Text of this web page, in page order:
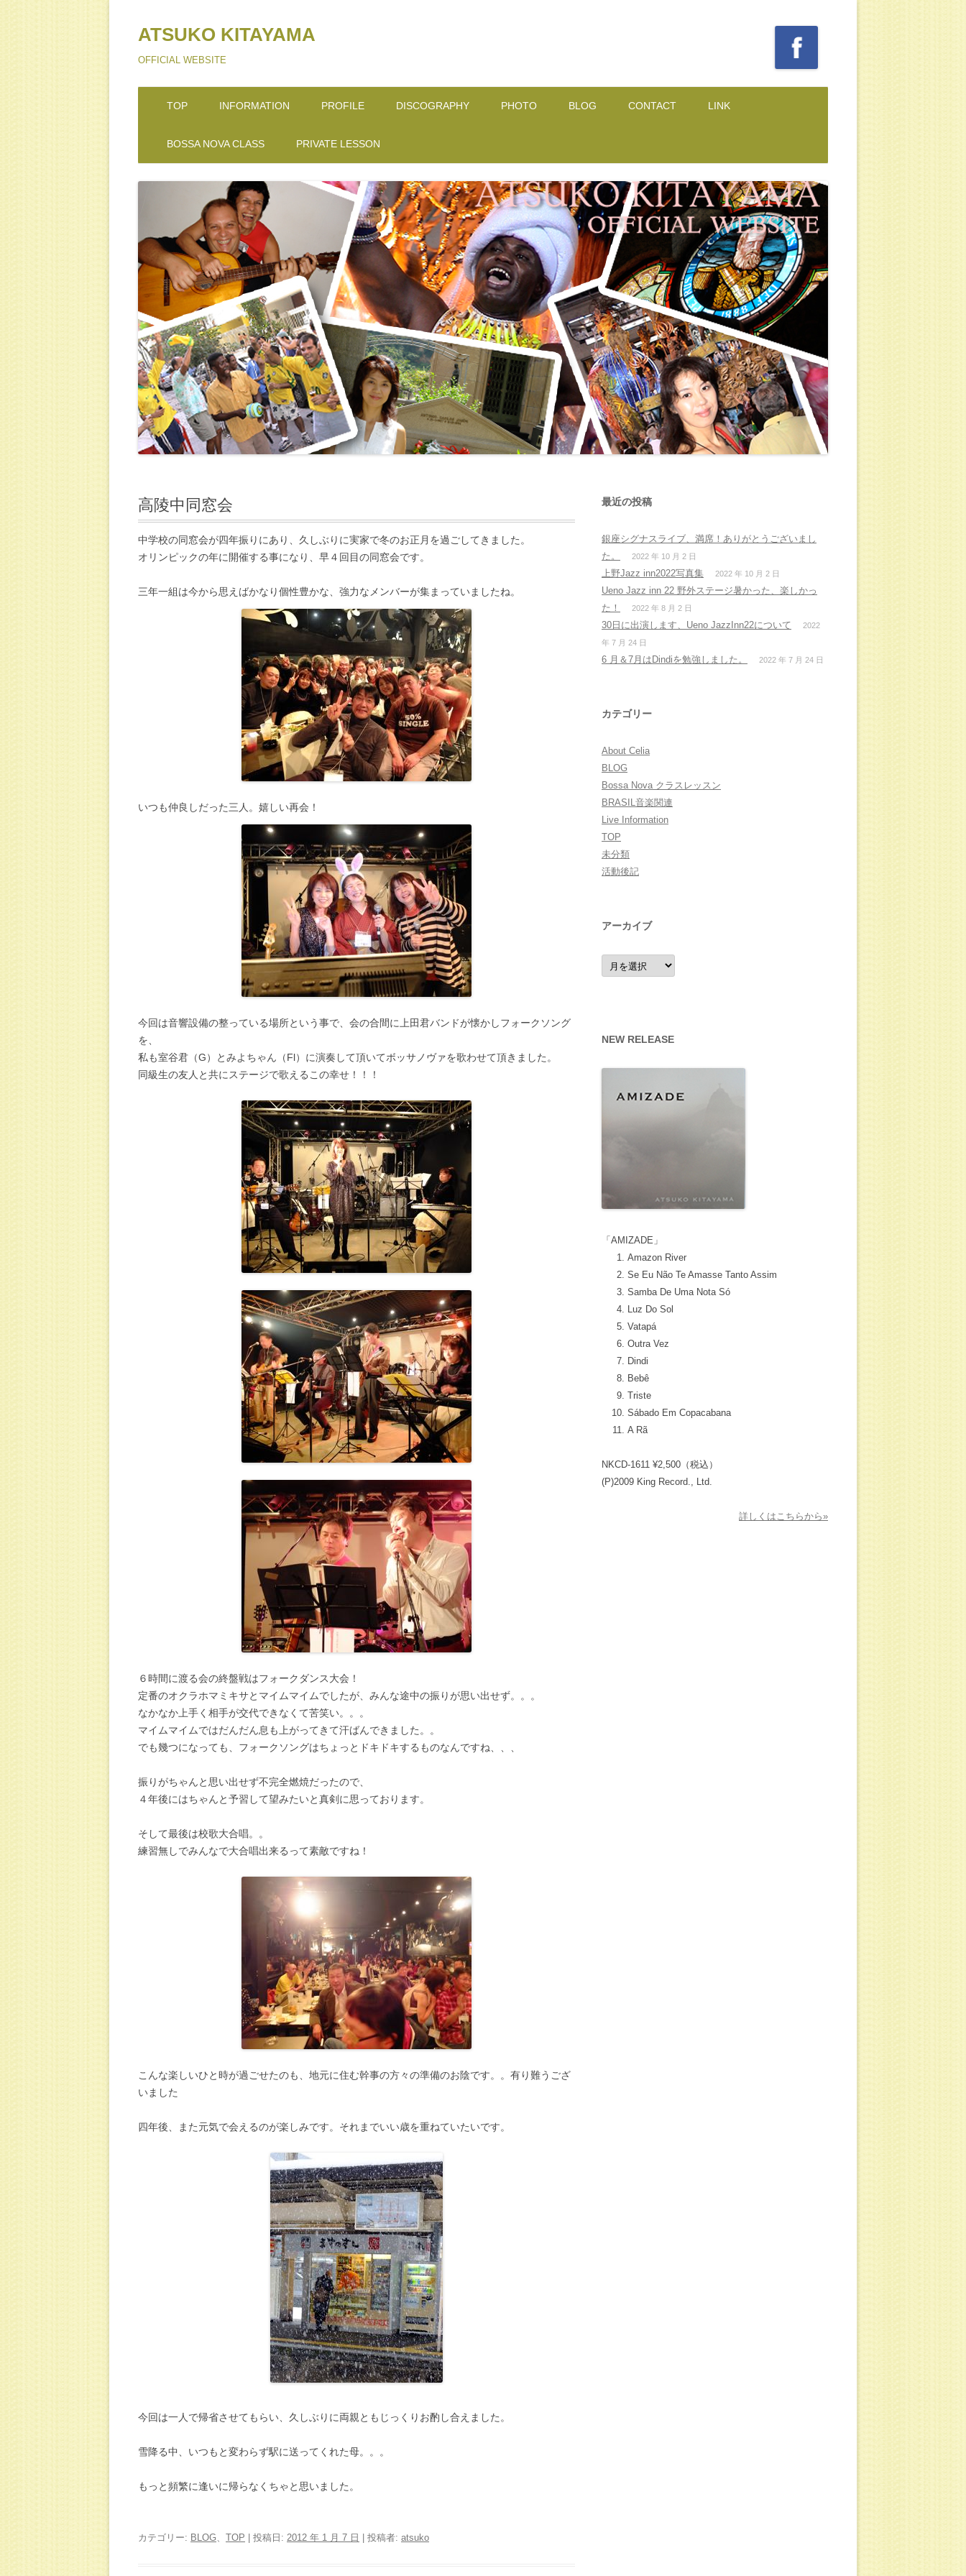
ATSUKO KITAYAMA
OFFICIAL WEBSITE
ス
ッ
プ
TOP INFORMATION PROFILE DISCOGRAPHY PHOTO BLOG CONTACT LINK
BOSSA NOVA CLASS PRIVATE LESSON
高陵中同窓会
中学校の同窓会が四年振りにあり、久しぶりに実家で冬のお正月を過ごしてきました。
オリンピックの年に開催する事になり、早４回目の同窓会です。
三年一組は今から思えばかなり個性豊かな、強力なメンバーが集まっていましたね。
いつも仲良しだった三人。嬉しい再会！
今回は音響設備の整っている場所という事で、会の合間に上田君バンドが懐かしフォークソング
を、
私も室谷君（G）とみよちゃん（Fl）に演奏して頂いてボッサノヴァを歌わせて頂きました。
同級生の友人と共にステージで歌えるこの幸せ！！！
６時間に渡る会の終盤戦はフォークダンス大会！
定番のオクラホマミキサとマイムマイムでしたが、みんな途中の振りが思い出せず。。。
なかなか上手く相手が交代できなくて苦笑い。。。
マイムマイムではだんだん息も上がってきて汗ばんできました。。
でも幾つになっても、フォークソングはちょっとドキドキするものなんですね、、、
振りがちゃんと思い出せず不完全燃焼だったので、
４年後にはちゃんと予習して望みたいと真剣に思っております。
そして最後は校歌大合唱。。
練習無しでみんなで大合唱出来るって素敵ですね！
こんな楽しいひと時が過ごせたのも、地元に住む幹事の方々の準備のお陰です。。有り難うござ
いました
四年後、また元気で会えるのが楽しみです。それまでいい歳を重ねていたいです。
今回は一人で帰省させてもらい、久しぶりに両親ともじっくりお酌し合えました。
雪降る中、いつもと変わらず駅に送ってくれた母。。。
もっと頻繁に逢いに帰らなくちゃと思いました。
カテゴリー: BLOG、 TOP | 投稿日: 2012 年 1 月 7 日 投稿者: atsuko
最近の投稿
銀座シグナスライブ、満席！ありがとうございまし
た。
2022 年 10 月 2 日
上野Jazz inn2022写真集 2022 年 10 月 2 日
Ueno Jazz inn 22 野外ステージ暑かった、楽しかっ
た！
2022 年 8 月 2 日
30日に出演します、Ueno JazzInn22について
2022
年 7 月 24 日
6 月＆7月はDindiを勉強しました。 2022 年 7 月 24 日
カテゴリー
About Celia
BLOG
Bossa Nova クラスレッスン
BRASIL音楽関連
Live Information
TOP
未分類
活動後記
アーカイブ
ア
ー
NEW RELEASE
「AMIZADE」
Amazon River
Se Eu Não Te Amasse Tanto Assim
Samba De Uma Nota Só
Luz Do Sol
Vatapá
Outra Vez
Dindi
Bebê
Triste
Sábado Em Copacabana
A Rã
NKCD-1611 ¥2,500（税込）
(P)2009 King Record., Ltd.
詳しくはこちらから»